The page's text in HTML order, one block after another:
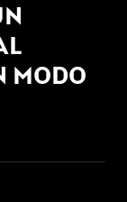
MODO